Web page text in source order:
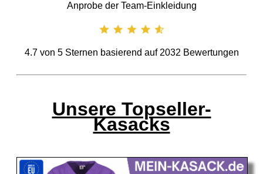
Anprobe der Team-Einkleidung
4.7von 5Sternen basierend auf 2032 Bewertungen
Unsere Topseller-
Kasacks